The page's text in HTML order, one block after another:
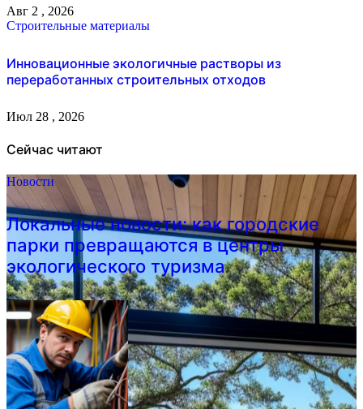
Авг 2 , 2026
Строительные материалы
Инновационные экологичные растворы из
переработанных строительных отходов
Июл 28 , 2026
Сейчас читают
Новости
Локальные новости: как городские
парки превращаются в центры
экологического туризма